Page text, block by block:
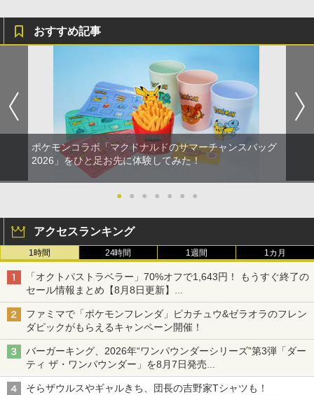
おすすめ記事
ポケモンコラボ「マクドナルドのサマーチャンスバッグ
2026」をひと足お先に体験してみた！
● ● ● ● ● ● ●
アクセスランキング
1時間 24時間 1週間 1カ月
「オクトパストラベラー」70%オフで1,643円！ もうすぐ終了の
セール情報まとめ【8月8日更新】
ニンテンドーeショップでは「大神 絶景版」が67%オフで990円
ファミマで「ポケモンフレンダ」ピカチュウ&ゼラオラのフレン
ダピックがもらえるキャンペーン開催！
バーガーキング、2026年“ワンパウンダーシリーズ”第3弾「ダー
ティ ザ・ワンパウンダー」を8月7日発売
「特製ガーリックマヨソース」を使用した超大型チーズバーガー
そらザウルスやギャルきち、団長の吉野家Tシャツも！